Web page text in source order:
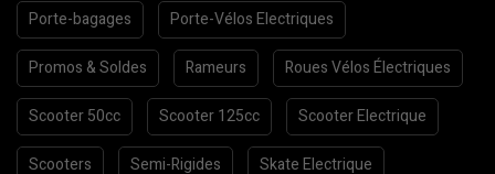
Porte-bagages Porte-Vélos Electriques
Promos & Soldes Rameurs Roues Vélos Électriques
Scooter 50cc Scooter 125cc Scooter Electrique
Scooters Semi-Rigides Skate Electrique